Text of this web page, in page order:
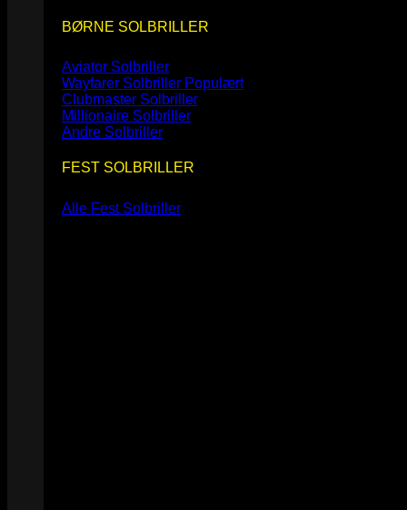
BØRNE SOLBRILLER
Aviator Solbriller
Wayfarer Solbriller
Clubmaster Solbriller
Millionaire Solbriller
Andre Solbriller
FEST SOLBRILLER
Alle Fest Solbriller